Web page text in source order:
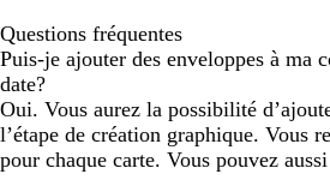
Questions fréquentes
Puis-je ajouter des enveloppes à ma
date?
Oui. Vous aurez la possibilité
l’étape de création graphique. Vous
pour chaque carte. Vous pouvez